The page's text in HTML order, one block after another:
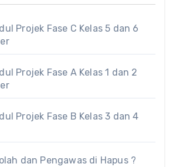
Projek Fase C Kelas 5 dan 6
Projek Fase A Kelas 1 dan 2
Projek Fase B Kelas 3 dan 4
dan Pengawas di Hapus ?